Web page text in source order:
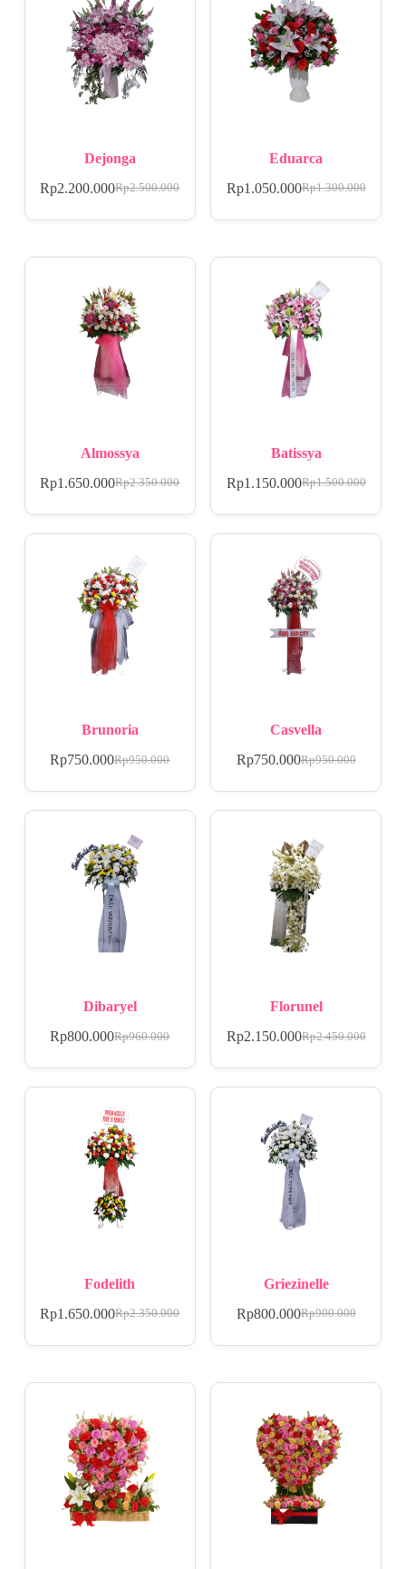
Dejonga
Rp2.500.000
Rp2.200.000
Eduarca
Rp1.300.000
Rp1.050.000
Almossya
Rp2.350.000
Rp1.650.000
Batissya
Rp1.500.000
Rp1.150.000
Brunoria
Rp950.000
Rp750.000
Casvella
Rp950.000
Rp750.000
Dibaryel
Rp960.000
Rp800.000
Florunel
Rp2.450.000
Rp2.150.000
Fodelith
Rp2.350.000
Rp1.650.000
Griezinelle
Rp900.000
Rp800.000